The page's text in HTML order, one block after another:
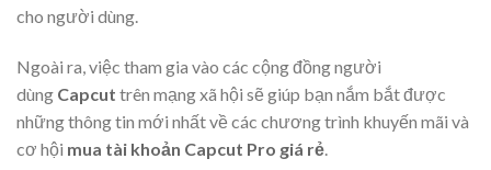
cho người dùng.
Ngoài ra, việc tham gia vào các cộng đồng người
dùng Capcut trên mạng xã hội sẽ giúp bạn nắm bắt được
những thông tin mới nhất về các chương trình khuyến mãi và
cơ hội mua tài khoản Capcut Pro giá rẻ